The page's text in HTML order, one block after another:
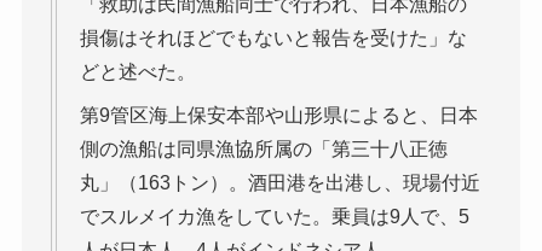
「救助は民間漁船同士で行われ、日本漁船の
損傷はそれほどでもないと報告を受けた」な
どと述べた。
第9管区海上保安本部や山形県によると、日本
側の漁船は同県漁協所属の「第三十八正徳
丸」（163トン）。酒田港を出港し、現場付近
でスルメイカ漁をしていた。乗員は9人で、5